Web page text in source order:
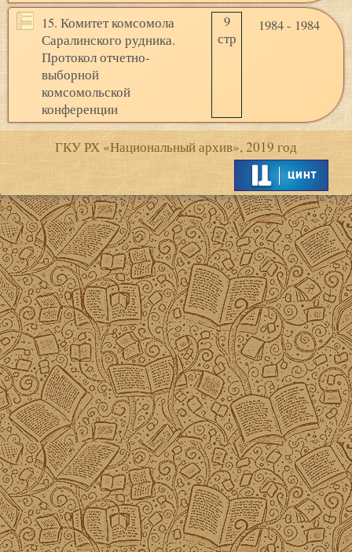
15. Комитет комсомола
Саралинского рудника.
Протокол отчетно-
выборной
комсомольской
конференции
9
стр
1984 - 1984
ГКУ РХ «Национальный архив», 2019 год